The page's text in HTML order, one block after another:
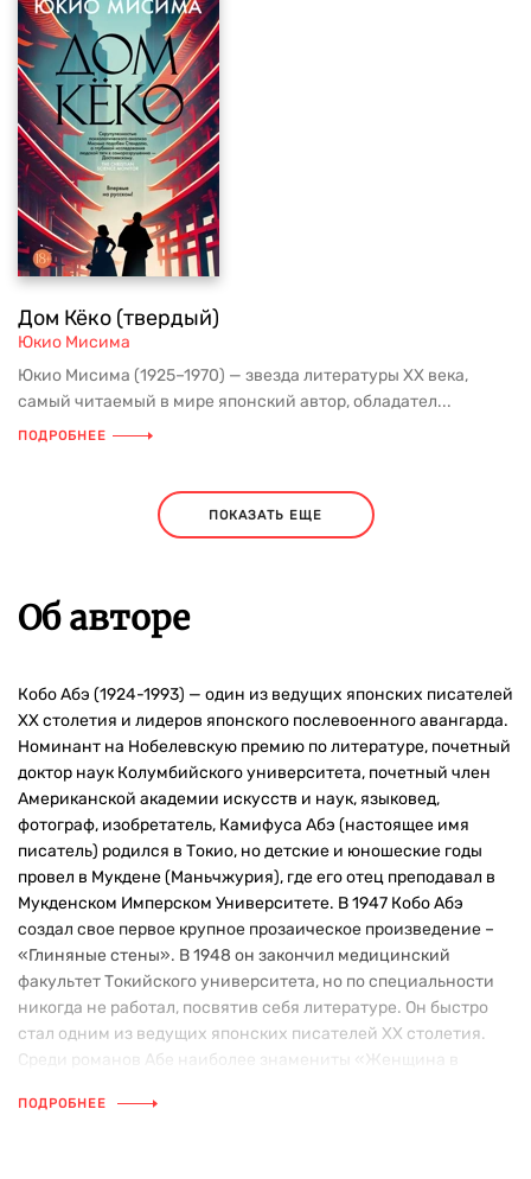
Дом Кёко (твердый)
Юкио Мисима
Юкио Мисима (1925–1970) — звезда литературы XX века,
самый читаемый в мире японский автор, обладател...
ПОДРОБНЕЕ
ПОКАЗАТЬ ЕЩЕ
Об авторе
Кобо Абэ (1924-1993) — один из ведущих японских писателей
ХХ столетия и лидеров японского послевоенного авангарда.
Номинант на Нобелевскую премию по литературе, почетный
доктор наук Колумбийского университета, почетный член
Американской академии искусств и наук, языковед,
фотограф, изобретатель, Камифуса Абэ (настоящее имя
писатель) родился в Токио, но детские и юношеские годы
провел в Мукдене (Маньчжурия), где его отец преподавал в
Мукденском Имперском Университете. В 1947 Кобо Абэ
создал свое первое крупное прозаическое произведение –
«Глиняные стены». В 1948 он закончил медицинский
факультет Токийского университета, но по специальности
никогда не работал, посвятив себя литературе. Он быстро
стал одним из ведущих японских писателей ХХ столетия.
Среди романов Абе наиболее знамениты «Женщина в
незаурядный драматург, автор гротескно-фантастических
ПОДРОБНЕЕ